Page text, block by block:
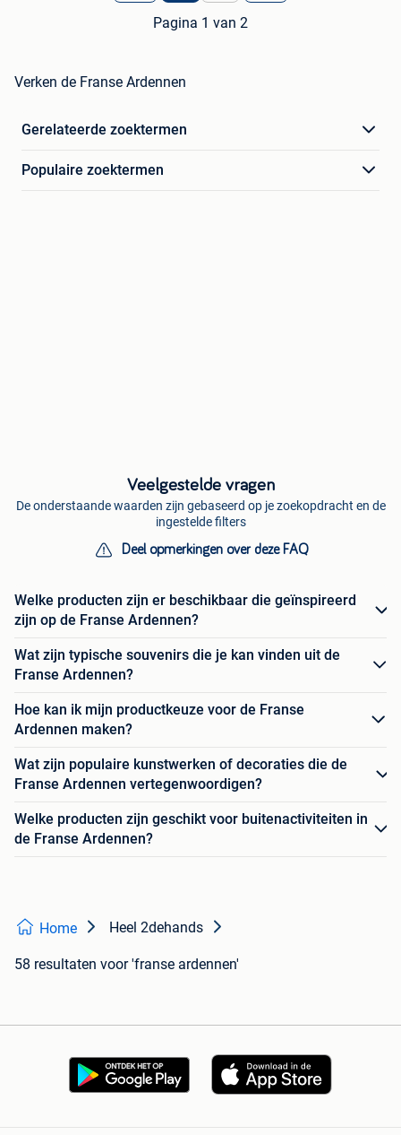
Pagina 1 van 2
Verken de Franse Ardennen
Gerelateerde zoektermen
Populaire zoektermen
Veelgestelde vragen
De onderstaande waarden zijn gebaseerd op je zoekopdracht en de
ingestelde filters
Deel opmerkingen over deze FAQ
Welke producten zijn er beschikbaar die geïnspireerd
zijn op de Franse Ardennen?
Wat zijn typische souvenirs die je kan vinden uit de
Franse Ardennen?
Hoe kan ik mijn productkeuze voor de Franse
Ardennen maken?
Wat zijn populaire kunstwerken of decoraties die de
Franse Ardennen vertegenwoordigen?
Welke producten zijn geschikt voor buitenactiviteiten in
de Franse Ardennen?
Home Heel 2dehands
58 resultaten voor 'franse ardennen'